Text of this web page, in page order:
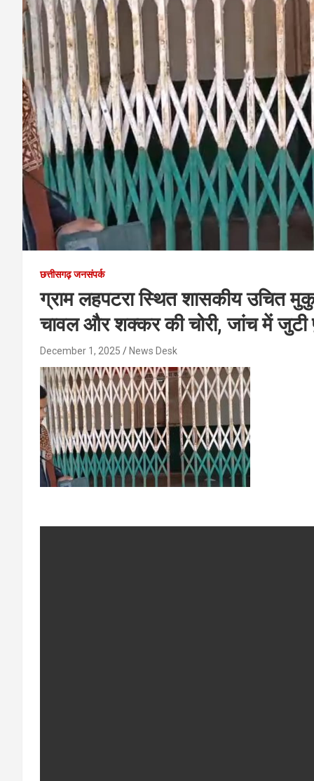
छत्तीसगढ़ जनसंपर्क
ग्राम लहपटरा स्थित शासकीय उचित
चावल और शक्कर की चोरी, जांच में जुटी
December 1, 2025 News Desk